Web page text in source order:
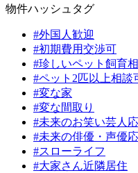
物件ハッシュタグ
#外国人歓迎
#初期費用交渉可
#珍しいペット飼育
#ペット2匹以上相談
#変な家
#変な間取り
#未来のお笑い芸人
#未来の俳優・声優
#スローライフ
#大家さん近隣居住